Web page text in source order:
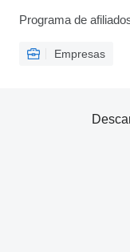
Programa de
Empresas